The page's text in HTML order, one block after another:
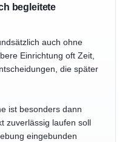
begleitete
auch ohne
Einrichtung oft Zeit,
die später
ist besonders dann
zuverlässig laufen soll
eingebunden